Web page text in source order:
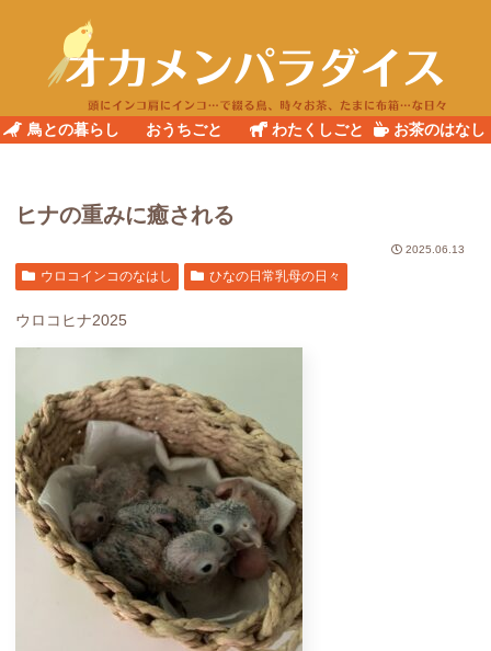
鳥との暮らし おうちごと わたくしごと お茶のはなし
ヒナの重みに癒される
2025.06.13
ウロコインコのなはし ひなの日常乳母の日々
ウロコヒナ2025